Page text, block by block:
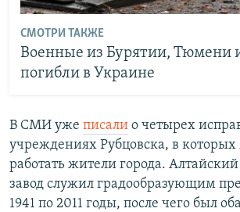
СМОТРИ ТАКЖЕ
Военные из Бурятии, Тюмени
погибли в Украине
В СМИ уже писали о четырех
учреждениях Рубцовска, в
работать жители города.
завод служил градообразующим
1941 по 2011 годы, после чего был